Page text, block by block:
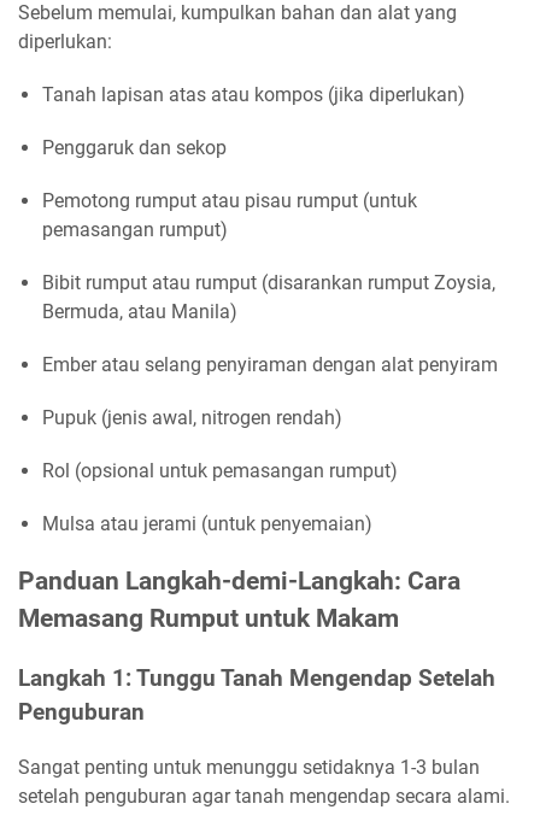
Sebelum memulai, kumpulkan bahan dan alat yang
diperlukan:
Tanah lapisan atas atau kompos (jika diperlukan)
Penggaruk dan sekop
Pemotong rumput atau pisau rumput (untuk
pemasangan rumput)
Bibit rumput atau rumput (disarankan rumput Zoysia,
Bermuda, atau Manila)
Ember atau selang penyiraman dengan alat penyiram
Pupuk (jenis awal, nitrogen rendah)
Rol (opsional untuk pemasangan rumput)
Mulsa atau jerami (untuk penyemaian)
Panduan Langkah-demi-Langkah: Cara
Memasang Rumput untuk Makam
Langkah 1: Tunggu Tanah Mengendap Setelah
Penguburan
Sangat penting untuk menunggu setidaknya 1-3 bulan
setelah penguburan agar tanah mengendap secara alami.